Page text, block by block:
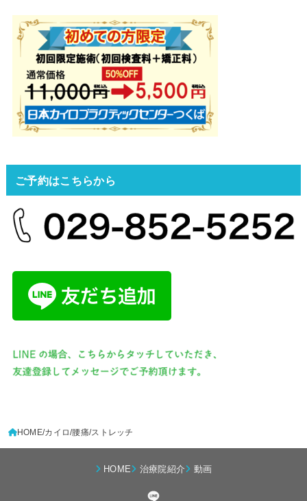
ご予約はこちらから
HOME カイロ 腰痛 ストレッチ
HOME 治療院紹介 動画